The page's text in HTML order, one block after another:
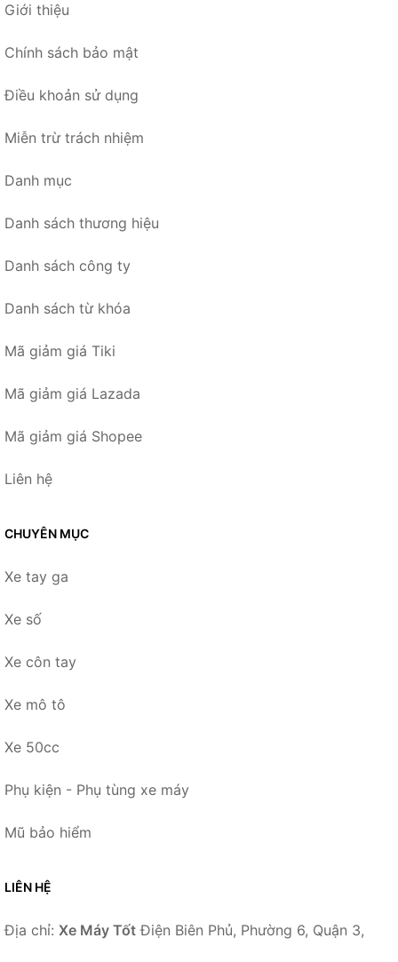
Giới thiệu
Chính sách bảo mật
Điều khoản sử dụng
Miễn trừ trách nhiệm
Danh mục
Danh sách thương hiệu
Danh sách công ty
Danh sách từ khóa
Mã giảm giá Tiki
Mã giảm giá Lazada
Mã giảm giá Shopee
Liên hệ
CHUYÊN MỤC
Xe tay ga
Xe số
Xe côn tay
Xe mô tô
Xe 50cc
Phụ kiện - Phụ tùng xe máy
Mũ bảo hiểm
LIÊN HỆ
Địa chỉ: Xe Máy Tốt Điện Biên Phủ, Phường 6, Quận 3,